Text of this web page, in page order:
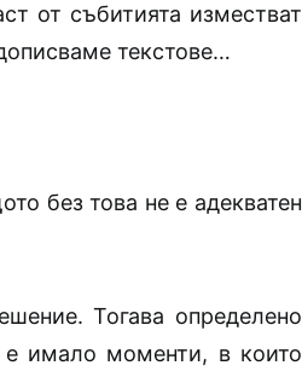
от събитията изместват
текстове…
без това не е адекватен
Тогава определено
имало моменти, в които